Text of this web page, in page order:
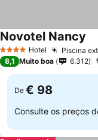
4 EstrelasHotel Piscina
Novotel Nancy
8,1 Muito boa 6.312
De € 98
Consulte os preços